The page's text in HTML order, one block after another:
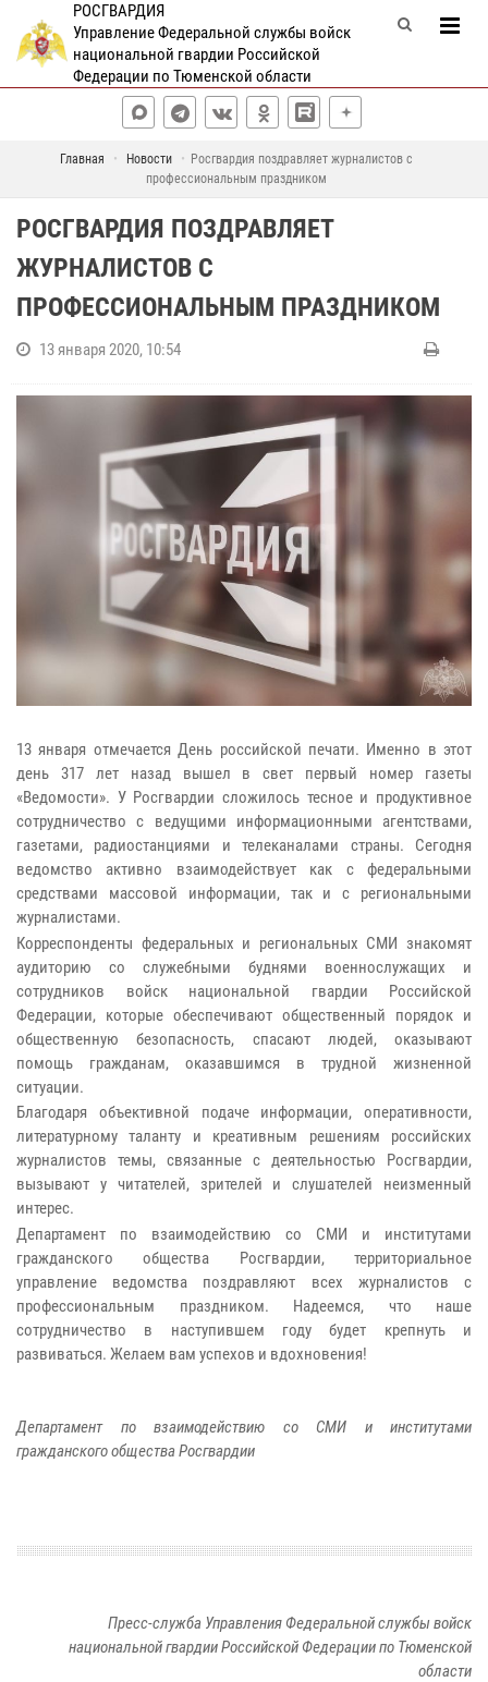
РОСГВАРДИЯ
Управление Федеральной службы войск
национальной гвардии Российской
Федерации по Тюменской области
Главная Новости
Росгвардия поздравляет журналистов с
профессиональным праздником
РОСГВАРДИЯ ПОЗДРАВЛЯЕТ
ЖУРНАЛИСТОВ С
ПРОФЕССИОНАЛЬНЫМ ПРАЗДНИКОМ
13 января 2020, 10:54
13 января отмечается День российской печати. Именно в этот
день 317 лет назад вышел в свет первый номер газеты
«Ведомости». У Росгвардии сложилось тесное и продуктивное
сотрудничество с ведущими информационными агентствами,
газетами, радиостанциями и телеканалами страны. Сегодня
ведомство активно взаимодействует как с федеральными
средствами массовой информации, так и с региональными
журналистами.
Корреспонденты федеральных и региональных СМИ знакомят
аудиторию со служебными буднями военнослужащих и
сотрудников войск национальной гвардии Российской
Федерации, которые обеспечивают общественный порядок и
общественную безопасность, спасают людей, оказывают
помощь гражданам, оказавшимся в трудной жизненной
ситуации.
Благодаря объективной подаче информации, оперативности,
литературному таланту и креативным решениям российских
журналистов темы, связанные с деятельностью Росгвардии,
вызывают у читателей, зрителей и слушателей неизменный
интерес.
Департамент по взаимодействию со СМИ и институтами
гражданского общества Росгвардии, территориальное
управление ведомства поздравляют всех журналистов с
профессиональным праздником. Надеемся, что наше
сотрудничество в наступившем году будет крепнуть и
развиваться. Желаем вам успехов и вдохновения!
Департамент по взаимодействию со СМИ и институтами
гражданского общества Росгвардии
Пресс-служба Управления Федеральной службы войск
национальной гвардии Российской Федерации по Тюменской
области